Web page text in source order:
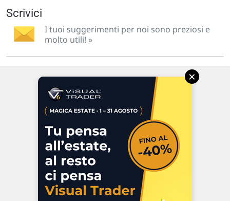
Scrivici
I tuoi suggerimenti per noi sono preziosi e
molto utili! »
47923 Rimini
P.IVA 02 452 460 401
Chi siamo
Commenti e segnalazioni
Contattaci
×